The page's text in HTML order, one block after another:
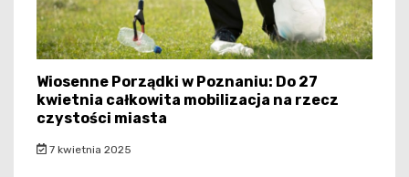
Wiosenne Porządki w Poznaniu: Do 27
kwietnia całkowita mobilizacja na rzecz
czystości miasta
7 kwietnia 2025